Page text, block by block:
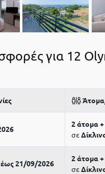
για 12
2 άτομα +
σε
21/09/2026
2 άτομα +
σε